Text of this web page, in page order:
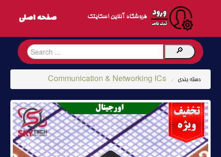
فروشگاه آنلاین اسکایتک
دسته بندی /
Communication & Networking ICs